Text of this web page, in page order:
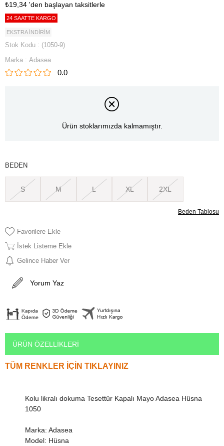
₺19,34 'den başlayan taksitlerle
24 SAATTE KARGO
EKSTRA İNDİRİM
Stok Kodu
(1050-9)
Marka : Adasea
0.0
Ürün stoklarımızda kalmamıştır.
BEDEN
S M L XL 2XL
Beden Tablosu
Favorilere Ekle
İstek Listeme Ekle
Gelince Haber Ver
Yorum Yaz
ÜRÜN ÖZELLIKLERI
TÜM RENKLER İÇİN TIKLAYINIZ
Kolu likralı dokuma Tesettür Kapalı Mayo Adasea Hüsna
1050
Marka: Adasea
Model: Hüsna